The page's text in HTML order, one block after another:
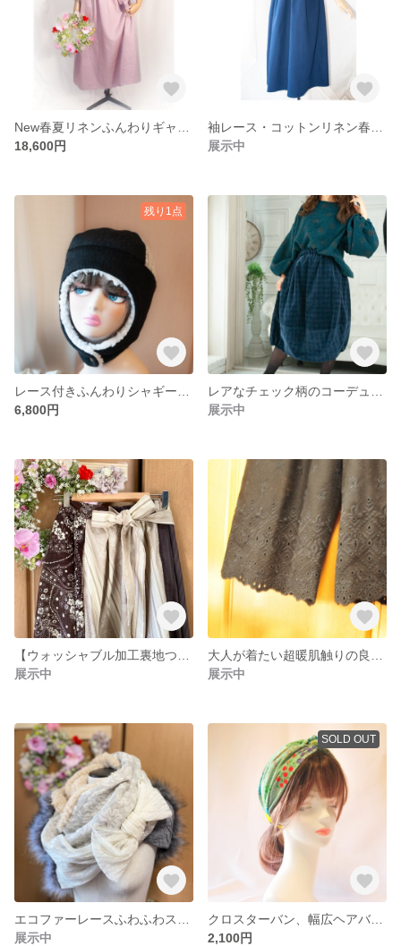
18,600円
展示中
残り1点
6,800円
展示中
展示中
展示中
展示中
SOLD OUT
クロスターバン、幅広ヘアバンド、ヘアターバン、カチューム
2,100円